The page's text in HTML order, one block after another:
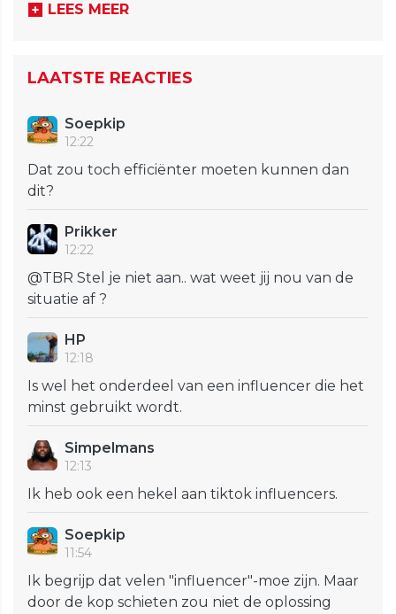
LEES MEER
LAATSTE REACTIES
Soepkip
12:22
Dat zou toch efficiënter moeten kunnen dan
dit?
Prikker
12:22
@TBR Stel je niet aan.. wat weet jij nou van de
situatie af ?
HP
12:18
Is wel het onderdeel van een influencer die het
minst gebruikt wordt.
Simpelmans
12:13
Ik heb ook een hekel aan tiktok influencers.
Soepkip
11:54
Ik begrijp dat velen "influencer"-moe zijn. Maar
door de kop schieten zou niet de oplossing